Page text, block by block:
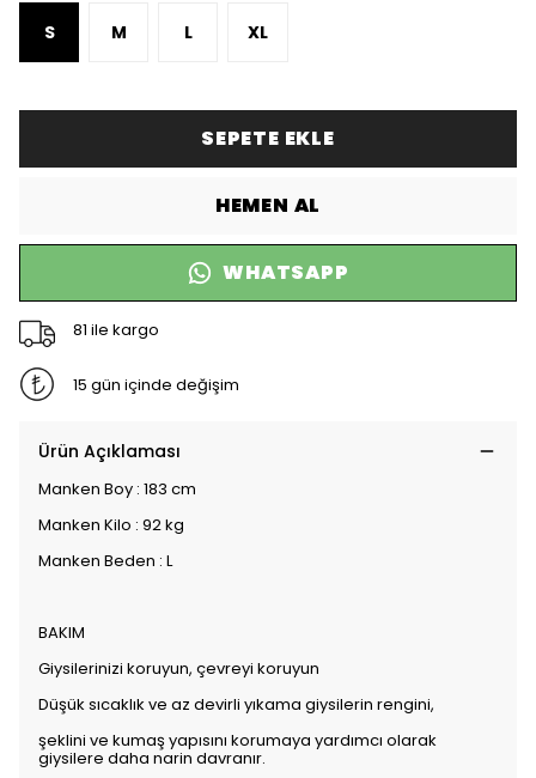
S M L XL
SEPETE EKLE
HEMEN AL
WHATSAPP
81 ile kargo
15 gün içinde değişim
Ürün Açıklaması
Manken Boy : 183 cm
Manken Kilo : 92 kg
Manken Beden : L
BAKIM
Giysilerinizi koruyun, çevreyi koruyun
Düşük sıcaklık ve az devirli yıkama giysilerin rengini,
şeklini ve kumaş yapısını korumaya yardımcı olarak
giysilere daha narin davranır.